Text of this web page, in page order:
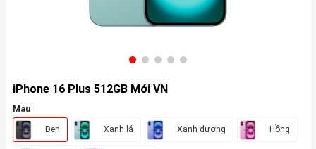
iPhone 16 Plus 512GB Mới VN
Màu
Đen Xanh lá Xanh dương Hồng